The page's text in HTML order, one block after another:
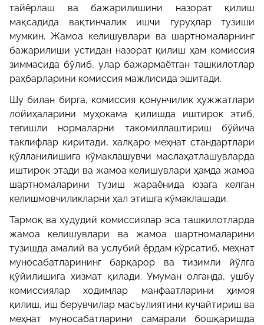
тайёрлаш ва бажарилишини назорат қилиш
мақсадида вақтинчалик ишчи гуруҳлар тузиши
мумкин. Жамоа келишувлари ва шартномаларнинг
бажарилиши устидан назорат қилиш ҳам комиссия
зиммасида бўлиб, улар бажармаётган ташкилотлар
раҳбарларини комиссия мажлисида эшитади.
Шу билан бирга, комиссия қонунчилик ҳужжатлари
лойиҳаларини муҳокама қилишда иштирок этиб,
тегишли нормаларни такомиллаштириш бўйича
таклифлар киритади, халқаро меҳнат стандартлари
қўлланилишига кўмаклашувчи маслаҳатлашувларда
иштирок этади ва жамоа келишувлари ҳамда жамоа
шартномаларини тузиш жараёнида юзага келган
келишмовчиликларни ҳал этишга кўмаклашади.
Тармоқ ва ҳудудий комиссиялар эса ташкилотларда
жамоа келишувлари ва жамоа шартномаларини
тузишда амалий ва услубий ёрдам кўрсатиб, меҳнат
муносабатларининг барқарор ва тизимли йўлга
қўйилишига хизмат қилади. Умуман олганда, ушбу
комиссиялар ходимлар манфаатларини ҳимоя
қилиш, иш берувчилар масъулиятини кучайтириш ва
меҳнат муносабатларини самарали бошқаришда